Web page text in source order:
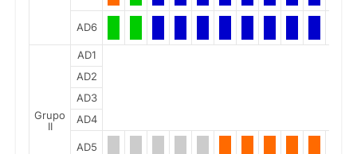
AD6
Grupo
II
AD1
AD2
AD3
AD4
AD5